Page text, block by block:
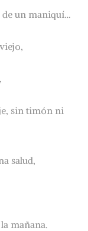
un maniquí…
sin timón ni
salud,
mañana.